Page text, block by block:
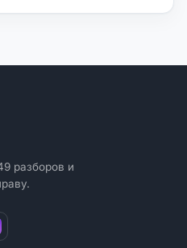
разборов и